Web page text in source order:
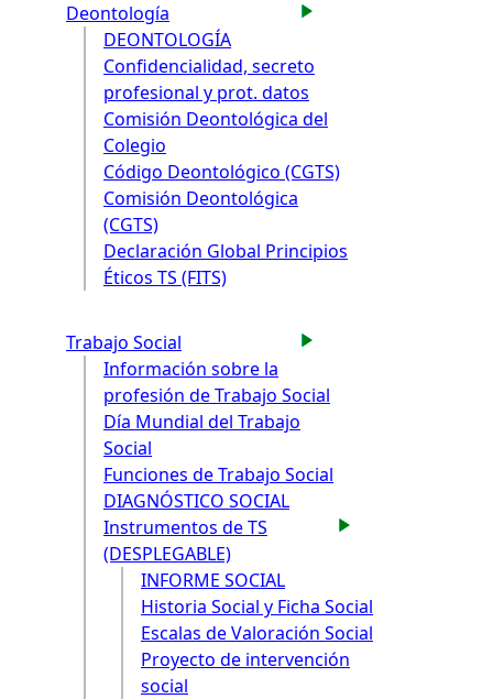
Deontología
DEONTOLOGÍA
Confidencialidad, secreto
profesional y prot. datos
Comisión Deontológica del
Colegio
Código Deontológico (CGTS)
Comisión Deontológica
(CGTS)
Declaración Global Principios
Éticos TS (FITS)
Trabajo Social
Información sobre la
profesión de Trabajo Social
Día Mundial del Trabajo
Social
Funciones de Trabajo Social
DIAGNÓSTICO SOCIAL
Instrumentos de TS
(DESPLEGABLE)
INFORME SOCIAL
Historia Social y Ficha Social
Escalas de Valoración Social
Proyecto de intervención
social